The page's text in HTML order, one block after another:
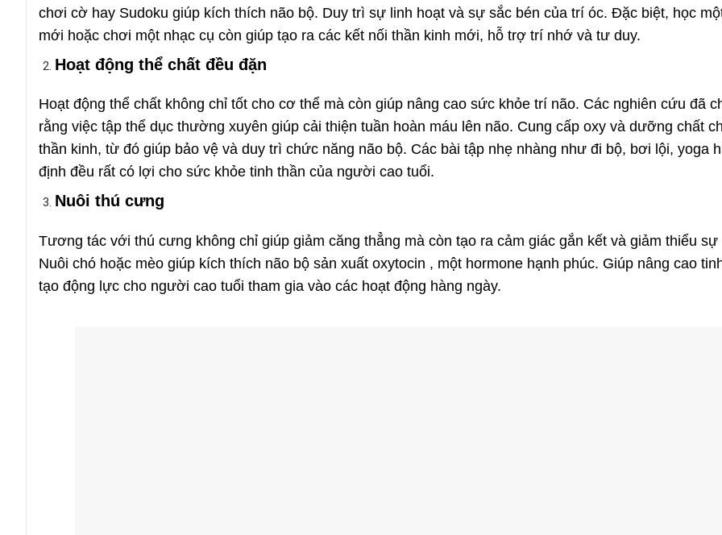
chơi cờ hay Sudoku giúp kích thích não bộ. Duy trì sự linh hoạt và sự sắc bén của trí óc. Đặc biệt, học
mới hoặc chơi một nhạc cụ còn giúp tạo ra các kết nối thần kinh mới, hỗ trợ trí nhớ và tư duy.
Hoạt động thể chất đều đặn
Hoạt động thể chất không chỉ tốt cho cơ thể mà còn giúp nâng cao sức khỏe trí não. Các nghiên cứu đã
rằng việc tập thể dục thường xuyên giúp cải thiện tuần hoàn máu lên não. Cung cấp oxy và dưỡng chất
thần kinh, từ đó giúp bảo vệ và duy trì chức năng não bộ. Các bài tập nhẹ nhàng như đi bộ, bơi lội, yoga
định đều rất có lợi cho sức khỏe tinh thần của người cao tuổi.
Nuôi thú cưng
Tương tác với thú cưng không chỉ giúp giảm căng thẳng mà còn tạo ra cảm giác gắn kết và giảm thiểu sự
Nuôi chó hoặc mèo giúp kích thích não bộ sản xuất oxytocin , một hormone hạnh phúc. Giúp nâng cao
tạo động lực cho người cao tuổi tham gia vào các hoạt động hàng ngày.